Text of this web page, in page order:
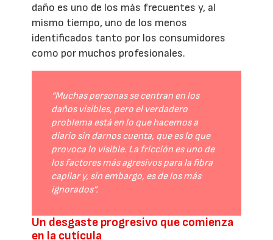
daño es uno de los más frecuentes y, al
mismo tiempo, uno de los menos
identificados tanto por los consumidores
como por muchos profesionales.
“Muchas personas se centran en los
daños visibles, pero el verdadero
problema está en lo que hacemos a
diario sin darnos cuenta, que es lo que
provoca lo visible. La fricción es uno de
los factores más agresivos para la fibra
capilar y, sin embargo, es de los más
ignorados”.
Un desgaste progresivo que comienza
en la cutícula